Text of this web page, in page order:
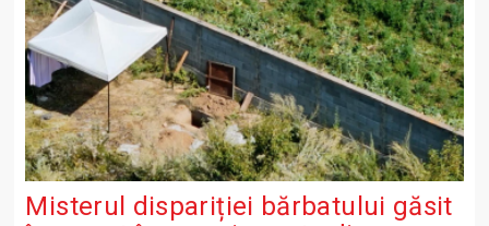
Misterul dispariției bărbatului găsit